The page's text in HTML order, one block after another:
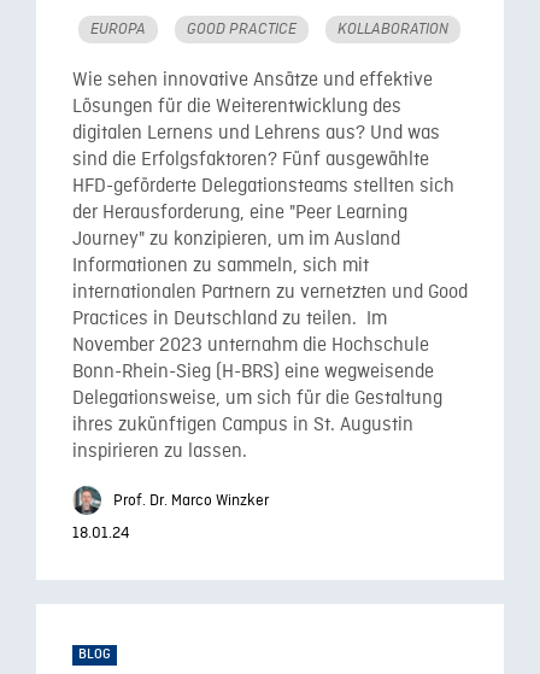
EUROPA GOOD PRACTICE KOLLABORATION
Wie sehen innovative Ansätze und effektive
Lösungen für die Weiterentwicklung des
digitalen Lernens und Lehrens aus? Und was
sind die Erfolgsfaktoren? Fünf ausgewählte
HFD-geförderte Delegationsteams stellten sich
der Herausforderung, eine "Peer Learning
Journey" zu konzipieren, um im Ausland
Informationen zu sammeln, sich mit
internationalen Partnern zu vernetzten und Good
Practices in Deutschland zu teilen. Im
November 2023 unternahm die Hochschule
Bonn-Rhein-Sieg (H-BRS) eine wegweisende
Delegationsweise, um sich für die Gestaltung
ihres zukünftigen Campus in St. Augustin
inspirieren zu lassen.
Prof. Dr. Marco Winzker
18.01.24
BLOG